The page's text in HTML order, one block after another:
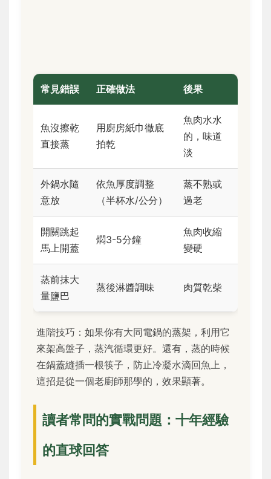
常見錯誤 正確做法 後果
魚沒擦乾
直接蒸
用廚房紙巾徹底
拍乾
魚肉水水
的，味道
淡
外鍋水隨
意放
依魚厚度調整
（半杯水/公分）
蒸不熟或
過老
開關跳起
馬上開蓋
燜3-5分鐘
魚肉收縮
變硬
蒸前抹大
量鹽巴
蒸後淋醬調味 肉質乾柴
進階技巧：如果你有大同電鍋的蒸架，利用它
來架高盤子，蒸汽循環更好。還有，蒸的時候
在鍋蓋縫插一根筷子，防止冷凝水滴回魚上，
這招是從一個老廚師那學的，效果顯著。
讀者常問的實戰問題：十年經驗
的直球回答